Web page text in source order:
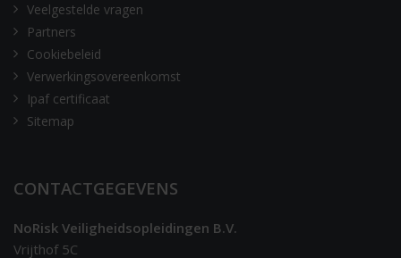
Veelgestelde vragen
Partners
Cookiebeleid
Verwerkingsovereenkomst
Ipaf certificaat
Sitemap
CONTACTGEGEVENS
NoRisk Veiligheidsopleidingen B.V.
Vrijthof 5C